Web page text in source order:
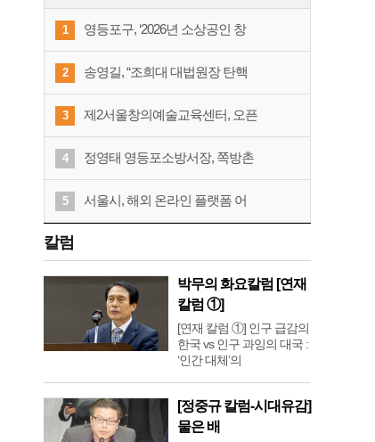
1 영등포구, ‘2026년 소상공인 창
2 송영길, “조희대 대법원장 탄핵
3 제2서울창의예술교육센터, 오픈
4 정영태 영등포소방서장, 쪽방촌
5 서울시, 해외 온라인 플랫폼 어
칼럼
박무의 화요칼럼 [연재
칼럼 ①]
[연재 칼럼 ①] 인구 급감의
한국 vs 인구 과잉의 대국 :
‘인간 대체’의
[정중규 칼럼-시대유감]
물은 배